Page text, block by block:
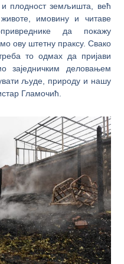
и плодност земљишта, већ
имовину и читаве
да покажу
ову штетну праксу. Свако
то одмах да пријави
заједничким деловањем
људе, природу и нашу
Гламочић.